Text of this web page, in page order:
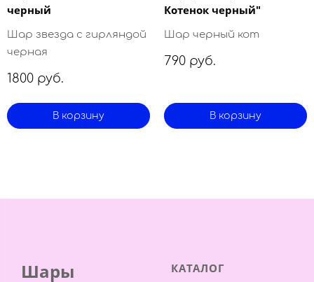
черный
Шар звезда с гирляндой
черная
1800 руб.
В корзину
Котенок черный"
Шар черный кот
790 руб.
В корзину
Шары
КАТАЛОГ